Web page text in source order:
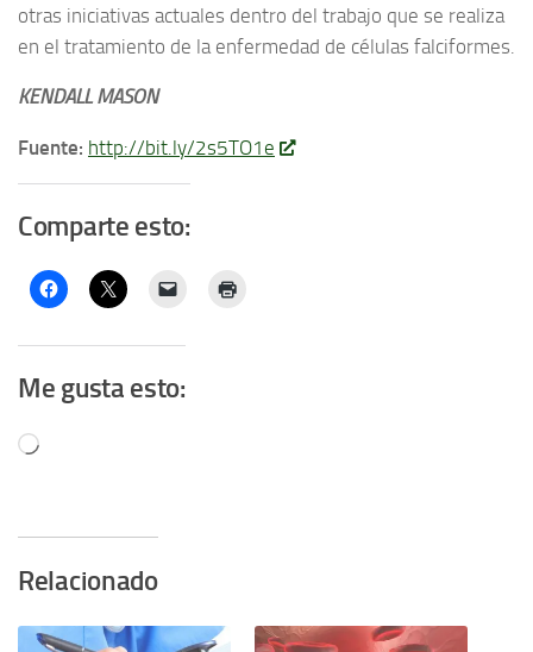
otras iniciativas actuales dentro del trabajo que se realiza
en el tratamiento de la enfermedad de células falciformes.
KENDALL MASON
Fuente: http://bit.ly/2s5TO1e
Comparte esto:
Me gusta esto:
Cargando...
Relacionado